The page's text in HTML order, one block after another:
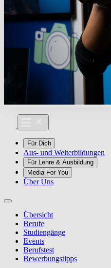
Für Dich
Aus- und Weiterbildungen
Für Lehre & Ausbildung
Media For You
Über Uns
Übersicht
Berufe
Studiengänge
Events
Berufstest
Bewerbungstipps